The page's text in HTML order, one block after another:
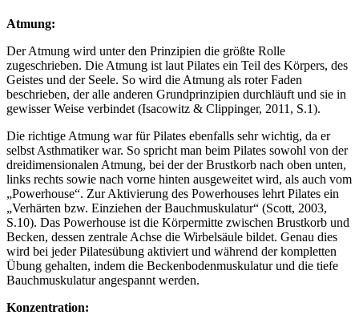
Atmung:
Der Atmung wird unter den Prinzipien die größte Rolle
zugeschrieben. Die Atmung ist laut Pilates ein Teil des Körpers, des
Geistes und der Seele. So wird die Atmung als roter Faden
beschrieben, der alle anderen Grundprinzipien durchläuft und sie in
gewisser Weise verbindet (Isacowitz & Clippinger, 2011, S.1).
Die richtige Atmung war für Pilates ebenfalls sehr wichtig, da er
selbst Asthmatiker war. So spricht man beim Pilates sowohl von der
dreidimensionalen Atmung, bei der der Brustkorb nach oben unten,
links rechts sowie nach vorne hinten ausgeweitet wird, als auch vom
„Powerhouse“. Zur Aktivierung des Powerhouses lehrt Pilates ein
„Verhärten bzw. Einziehen der Bauchmuskulatur“ (Scott, 2003,
S.10). Das Powerhouse ist die Körpermitte zwischen Brustkorb und
Becken, dessen zentrale Achse die Wirbelsäule bildet. Genau dies
wird bei jeder Pilatesübung aktiviert und während der kompletten
Übung gehalten, indem die Beckenbodenmuskulatur und die tiefe
Bauchmuskulatur angespannt werden.
Konzentration: